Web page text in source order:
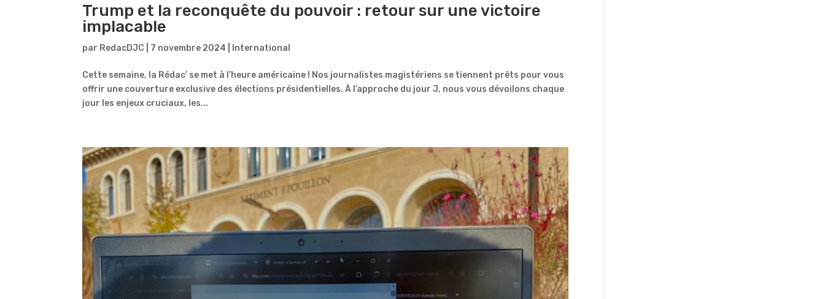
Trump et la reconquête du pouvoir : retour sur une victoire
implacable
par RedacDJC 7 novembre 2024 International
Cette semaine, la Rédac’ se met à l’heure américaine ! Nos journalistes magistériens se tiennent prêts pour vous
offrir une couverture exclusive des élections présidentielles. À l’approche du jour J, nous vous dévoilons chaque
jour les enjeux cruciaux, les...